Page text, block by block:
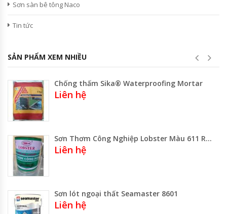
Sơn sàn bê tông Naco
Tin tức
SẢN PHẨM XEM NHIỀU
Chống thấm Sika® Waterproofing Mortar
Liên hệ
Sơn Thơm Công Nghiệp Lobster Màu 611 Reddish Orange Lon 3 Lít -1lit
Liên hệ
Sơn lót ngoại thất Seamaster 8601
Liên hệ